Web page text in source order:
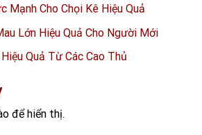
Mạnh Cho Chọi Kê Hiệu Quả
Lớn Hiệu Quả Cho Người Mới
Quả Từ Các Cao Thủ
để hiển thị.